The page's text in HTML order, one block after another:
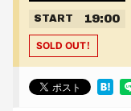
START 19:00
SOLD OUT！